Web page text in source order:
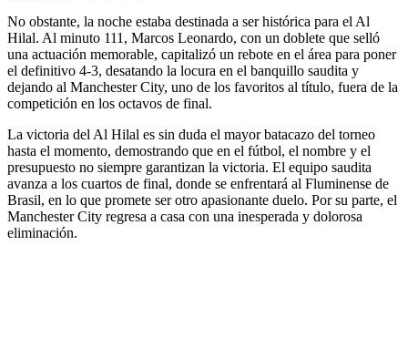
No obstante, la noche estaba destinada a ser histórica para el Al
Hilal. Al minuto 111, Marcos Leonardo, con un doblete que selló
una actuación memorable, capitalizó un rebote en el área para poner
el definitivo 4-3, desatando la locura en el banquillo saudita y
dejando al Manchester City, uno de los favoritos al título, fuera de la
competición en los octavos de final.
La victoria del Al Hilal es sin duda el mayor batacazo del torneo
hasta el momento, demostrando que en el fútbol, el nombre y el
presupuesto no siempre garantizan la victoria. El equipo saudita
avanza a los cuartos de final, donde se enfrentará al Fluminense de
Brasil, en lo que promete ser otro apasionante duelo. Por su parte, el
Manchester City regresa a casa con una inesperada y dolorosa
eliminación.